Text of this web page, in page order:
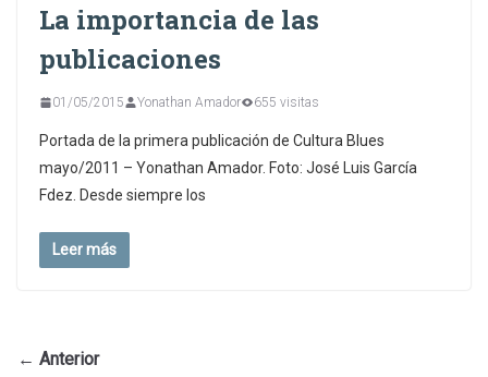
La importancia de las
publicaciones
01/05/2015 Yonathan Amador 655 visitas
Portada de la primera publicación de Cultura Blues
mayo/2011 – Yonathan Amador. Foto: José Luis García
Fdez. Desde siempre los
Leer más
← Anterior